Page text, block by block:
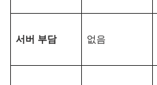
서버 부담 없음